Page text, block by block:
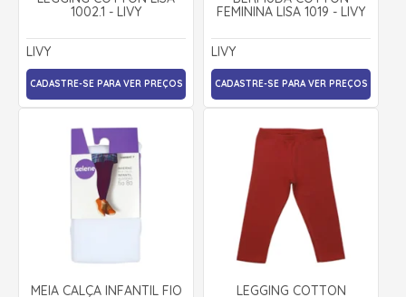
1002.1 - LIVY
LIVY
CADASTRE-SE PARA VER PREÇOS
FEMININA LISA 1019 - LIVY
LIVY
CADASTRE-SE PARA VER PREÇOS
MEIA CALÇA INFANTIL FIO
LEGGING COTTON